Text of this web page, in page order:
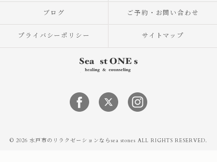
ブログ ご予約・お問い合わせ
プライバシーポリシー サイトマップ
© 2026 水戸市のリラクゼーションならsea stones ALL RIGHTS RESERVED.